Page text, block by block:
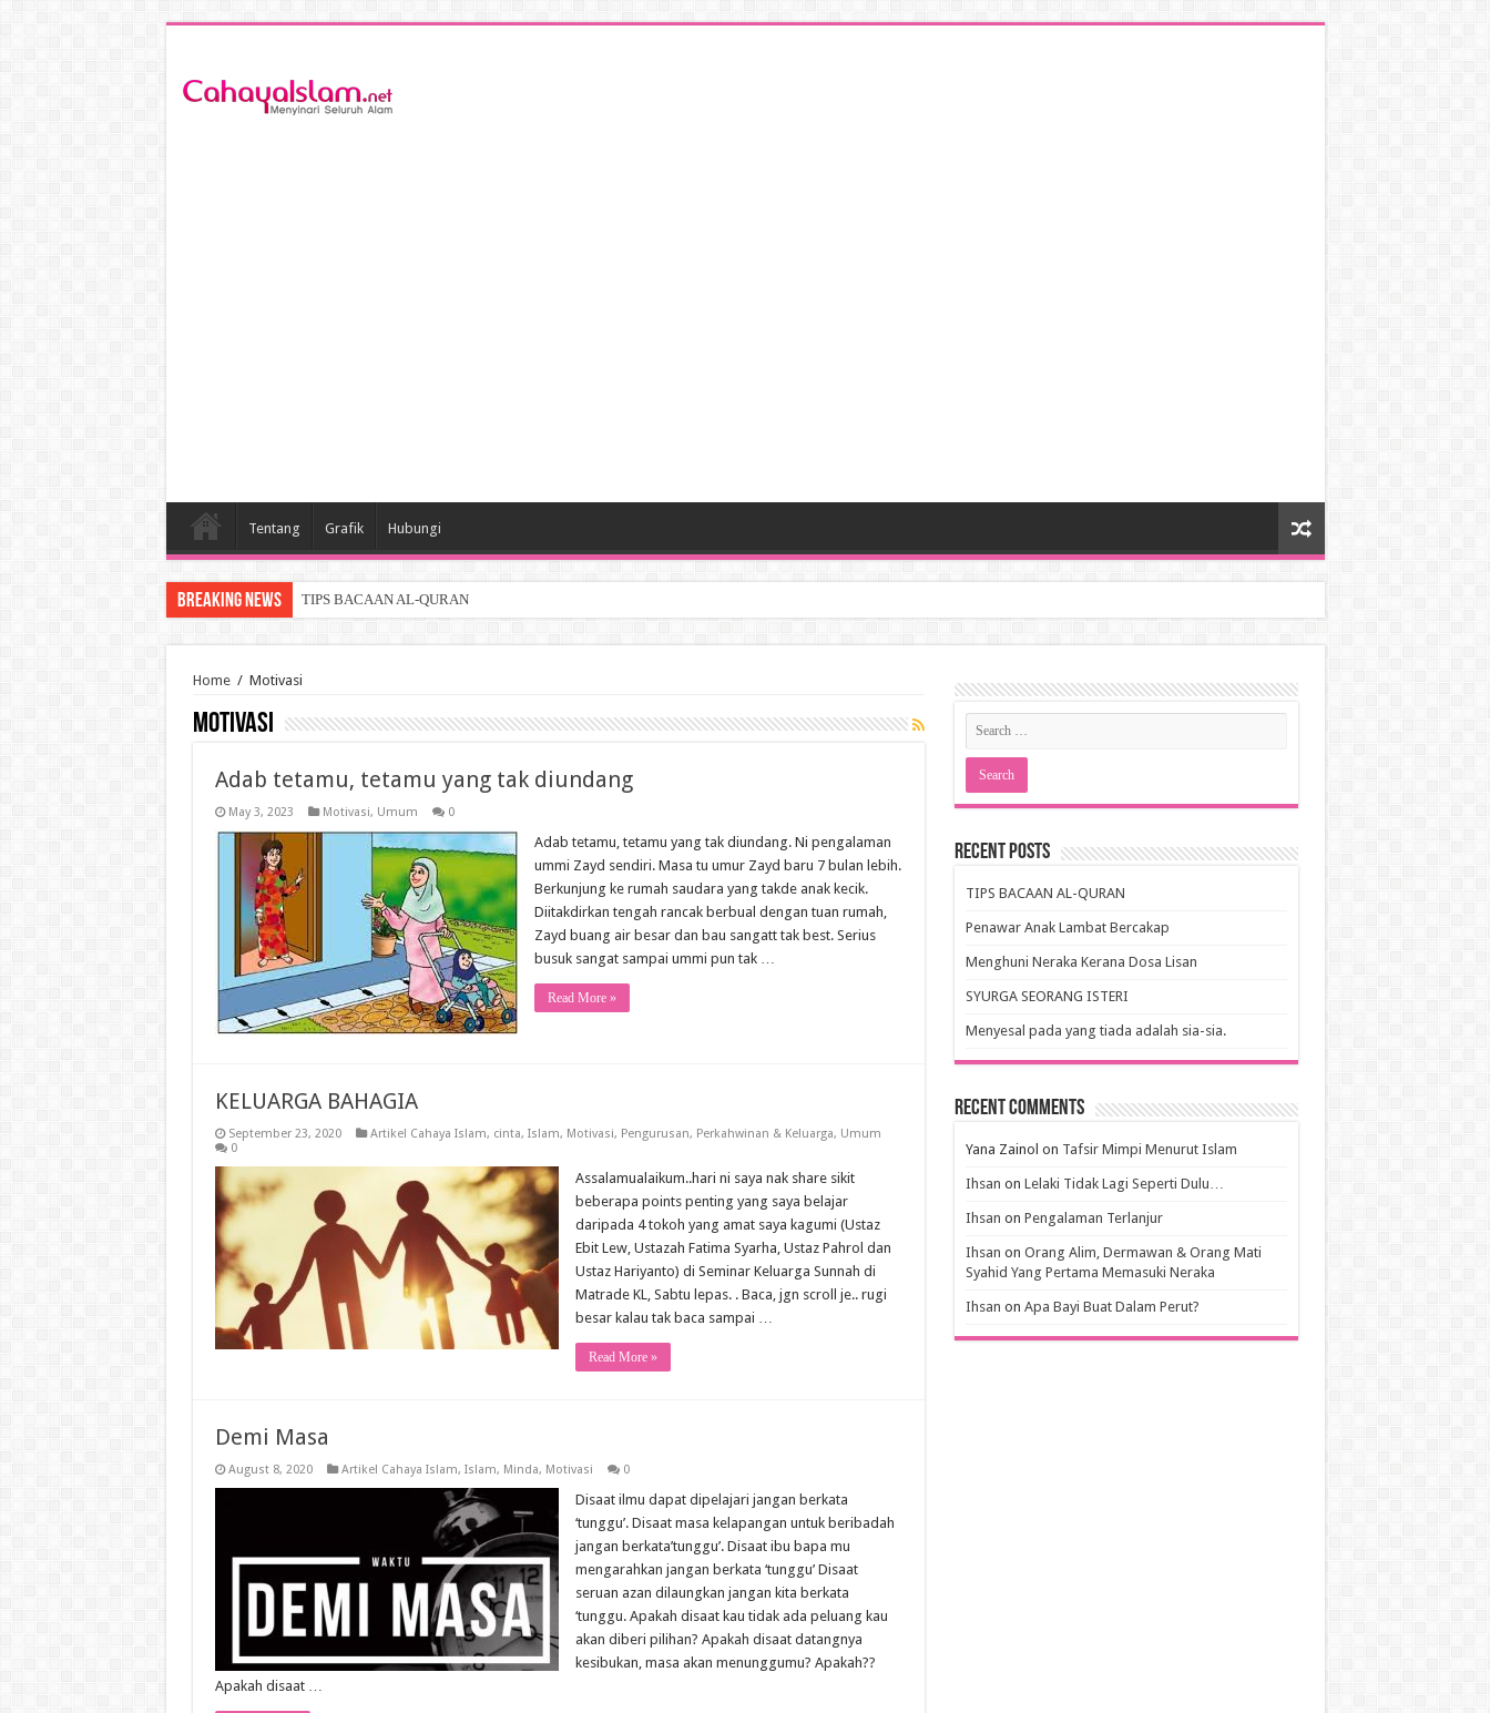
Tentang Grafik Hubungi
Breaking News TIPS BACAAN AL-QURAN
Home / Motivasi
Motivasi
Adab tetamu, tetamu yang tak diundang
May 3, 2023 Motivasi, Umum 0
Adab tetamu, tetamu yang tak diundang. Ni pengalaman
ummi Zayd sendiri. Masa tu umur Zayd baru 7 bulan lebih.
Berkunjung ke rumah saudara yang takde anak kecik.
Diitakdirkan tengah rancak berbual dengan tuan rumah,
Zayd buang air besar dan bau sangatt tak best. Serius
busuk sangat sampai ummi pun tak …
Read More »
KELUARGA BAHAGIA
September 23, 2020 Artikel Cahaya Islam, cinta, Islam, Motivasi, Pengurusan, Perkahwinan & Keluarga, Umum
0
Assalamualaikum..hari ni saya nak share sikit
beberapa points penting yang saya belajar
daripada 4 tokoh yang amat saya kagumi (Ustaz
Ebit Lew, Ustazah Fatima Syarha, Ustaz Pahrol dan
Ustaz Hariyanto) di Seminar Keluarga Sunnah di
Matrade KL, Sabtu lepas. . Baca, jgn scroll je.. rugi
besar kalau tak baca sampai …
Read More »
Demi Masa
August 8, 2020 Artikel Cahaya Islam, Islam, Minda, Motivasi 0
Disaat ilmu dapat dipelajari jangan berkata
‘tunggu’. Disaat masa kelapangan untuk beribadah
jangan berkata’tunggu’. Disaat ibu bapa mu
mengarahkan jangan berkata ‘tunggu’ Disaat
seruan azan dilaungkan jangan kita berkata
‘tunggu. Apakah disaat kau tidak ada peluang kau
akan diberi pilihan? Apakah disaat datangnya
kesibukan, masa akan menunggumu? Apakah??
Apakah disaat …
Recent Posts
TIPS BACAAN AL-QURAN
Penawar Anak Lambat Bercakap
Menghuni Neraka Kerana Dosa Lisan
SYURGA SEORANG ISTERI
Menyesal pada yang tiada adalah sia-sia.
Recent Comments
Yana Zainol on Tafsir Mimpi Menurut Islam
Ihsan on Lelaki Tidak Lagi Seperti Dulu…
Ihsan on Pengalaman Terlanjur
Ihsan on Orang Alim, Dermawan & Orang Mati
Syahid Yang Pertama Memasuki Neraka
Ihsan on Apa Bayi Buat Dalam Perut?